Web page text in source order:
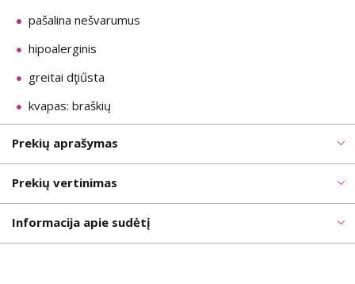
pašalina nešvarumus
hipoalerginis
greitai dţiűsta
kvapas: braškių
Prekių aprašymas
Prekių vertinimas
Informacija apie sudėtį